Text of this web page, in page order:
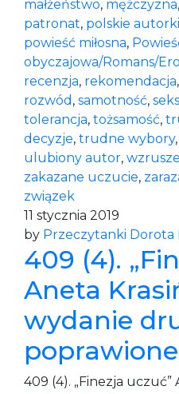
małżeństwo, mężczyzna,
patronat, polskie autorki
powieść miłosna,
obyczajowa/Romans/
recenzja, rekomendacja,
rozwód , samotność, seks
tolerancja, tożsamość,
decyzje, trudne wybory,
ulubiony autor,
zakazane uczucie,
związek
11 stycznia 2019
by Przeczytanki Dorota
409 (4).
Aneta
wydanie
409 (4). „Finezja uczuć”